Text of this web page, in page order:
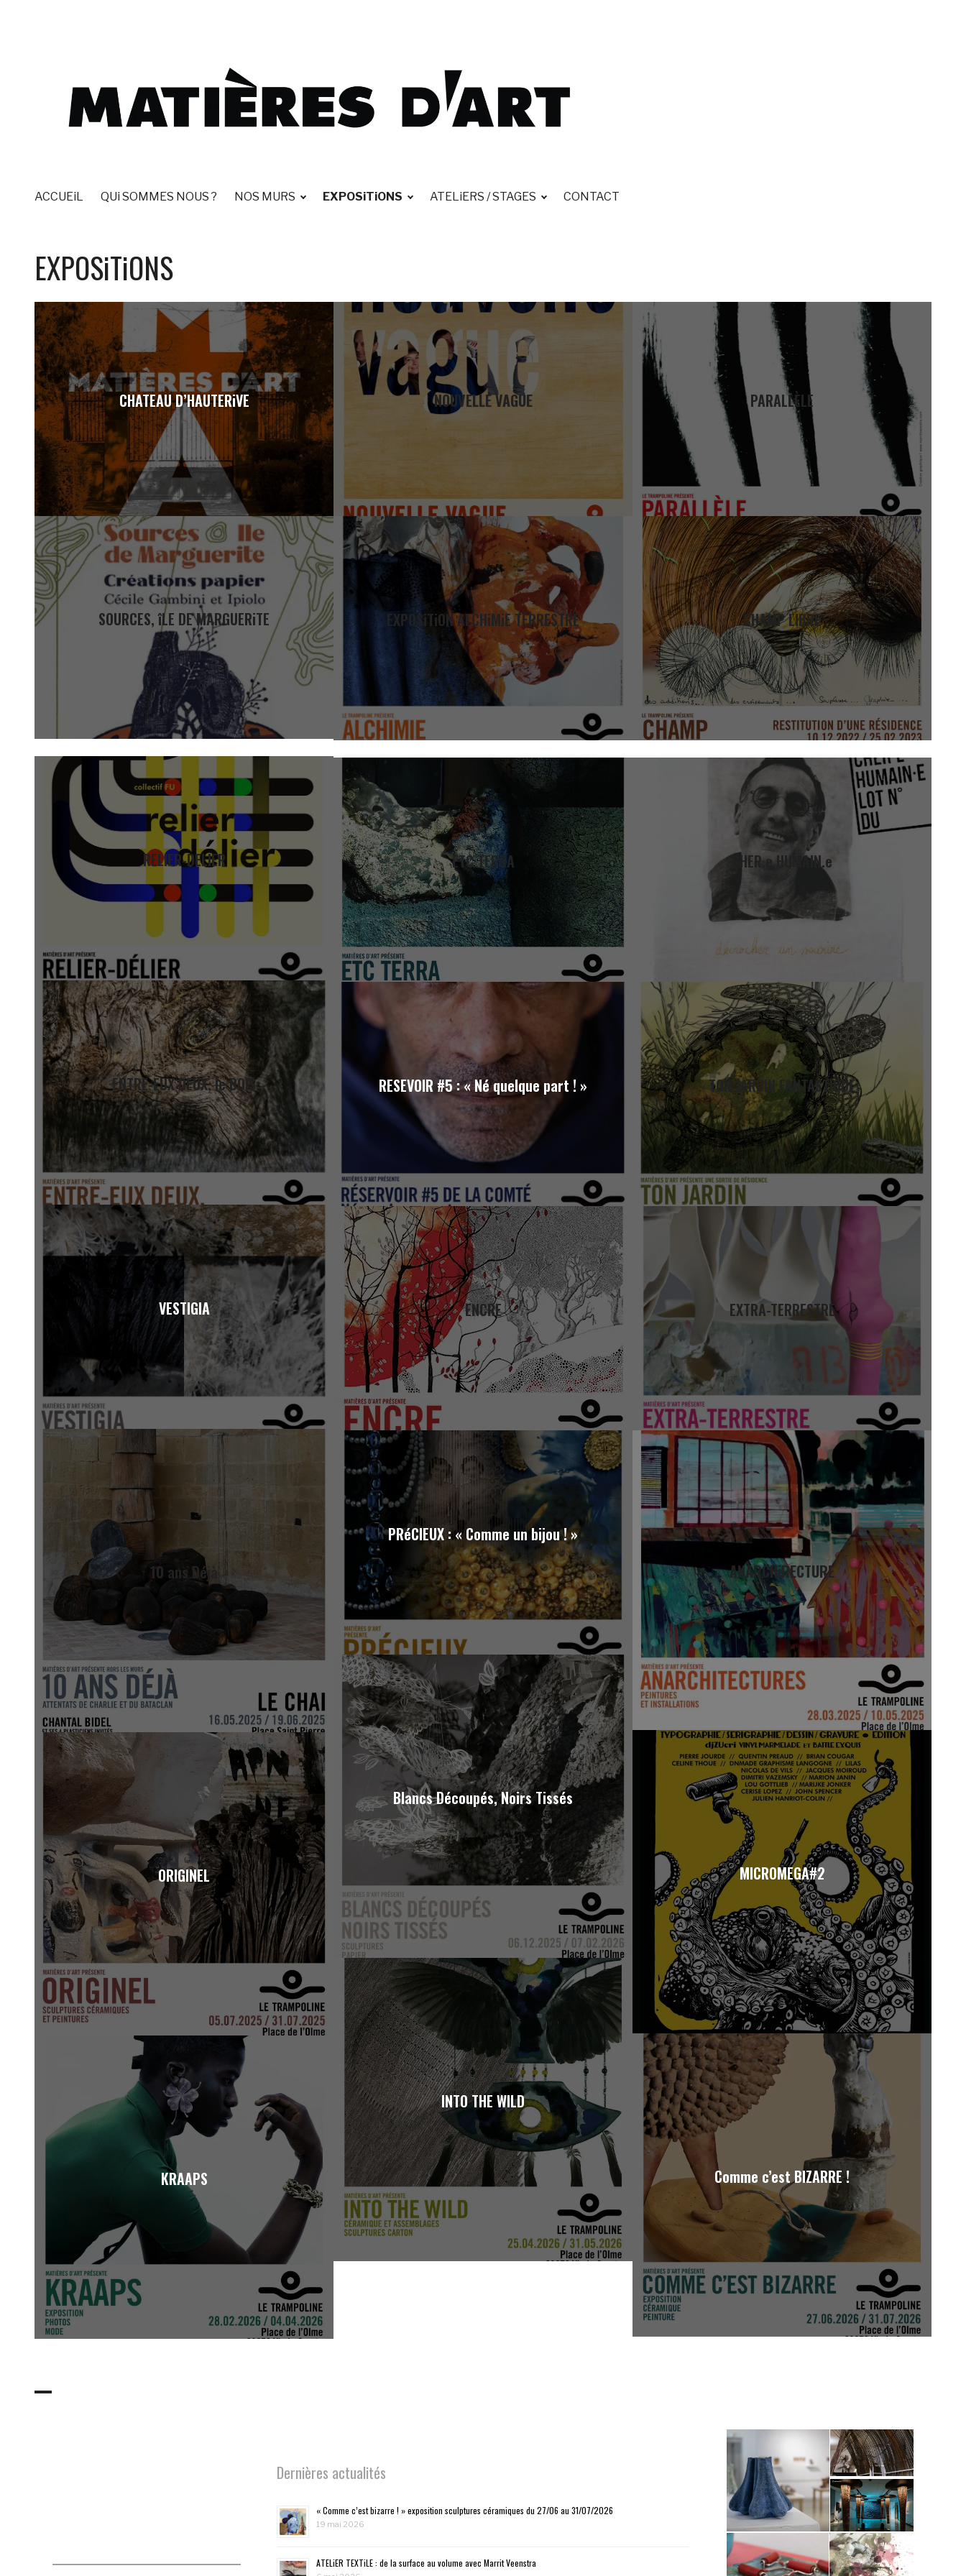
ACCUEiL QUi SOMMES NOUS ? NOS MURS EXPOSiTiONS ATELiERS / STAGES CONTACT
EXPOSiTiONS
CHATEAU D’HAUTERiVE NOUVELLE VAGUE PARALLÈLE
SOURCES, îLE DE MARGUERiTE
RELIER-DELIER
ENTRE-EUX DEUX, le BOIS
VESTIGIA
10 ans Déjà
ORIGINEL
KRAAPS
EXPOSiTiON ALCHiMiE TERRESTRE
ETC TERRA
RESEVOIR #5 : « Né quelque part ! »
ENCRE
PRéCIEUX : « Comme un bijou ! »
Blancs Découpés, Noirs Tissés
INTO THE WILD
CHAMP LIBRE
CHER.e HUMAIN.e
TON JARDIN FANTASTIQUE
EXTRA-TERRESTRE
ANARCHiRECTURE
MICROMEGA#2
Comme c’est BIZARRE !
Dernières actualités
« Comme c’est bizarre ! » exposition sculptures céramiques du 27/06 au 31/07/2026
19 mai 2026
ATELiER TEXTiLE : de la surface au volume avec Marrit Veenstra